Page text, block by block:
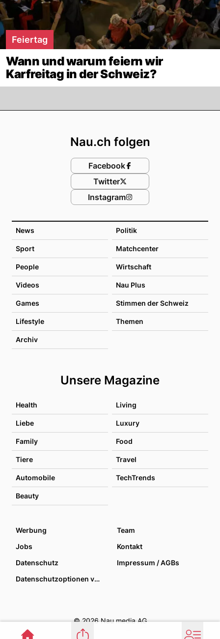
Feiertag
Wann und warum feiern wir
Karfreitag in der Schweiz?
News Politik
Sport Matchcenter
People Wirtschaft
Videos Nau Plus
Games Stimmen der Schweiz
Lifestyle Themen
Archiv
Unsere Magazine
Health Living
Liebe Luxury
Family Food
Tiere Travel
Automobile TechTrends
Beauty
Nau.ch folgen
Facebook
Twitter
Instagram
Werbung
Team
Jobs
Kontakt
Datenschutz
Impressum / AGBs
Datenschutzoptionen verwalten
© 2026 Nau media AG